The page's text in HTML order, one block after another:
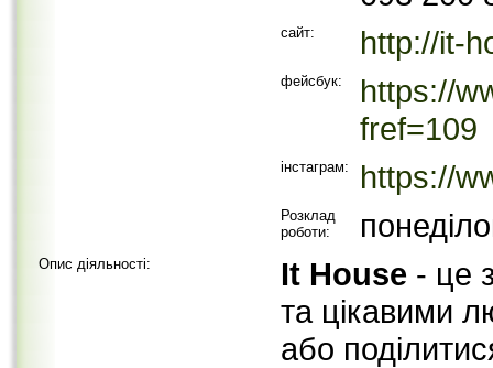
сайт: http://it-
фейсбук:
https://
fref=109
інстаграм: https://
Розклад
роботи:
Опис діяльності: It House - це
та цікавими
або